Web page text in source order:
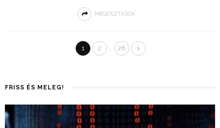
MEGOSZTÁSOK
1 2 … 28
FRISS ÉS MELEG!